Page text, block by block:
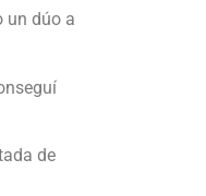
un dúo a
de